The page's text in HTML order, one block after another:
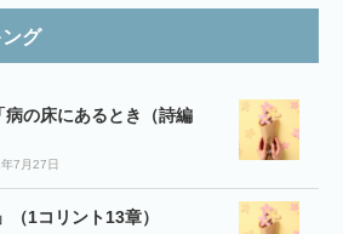
グ
の床にあるとき（詩編
7月27日
（1コリント13章）